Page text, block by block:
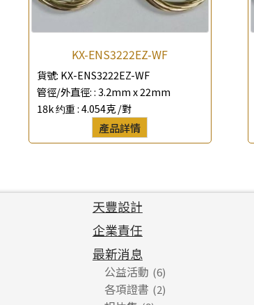
KX-ENS3222EZ-WF
貨號: KX-ENS3222EZ-WF
管徑/外直徑: :3.2mm x 22mm
18k 约重 :4.054克 /對
產品詳情
天豐設計
企業責任
最新消息
公益活動 (6)
各項證書 (2)